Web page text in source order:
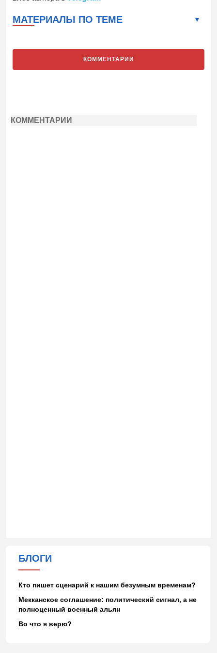
МАТЕРИАЛЫ ПО ТЕМЕ
КОММЕНТАРИИ
КОММЕНТАРИИ
БЛОГИ
Кто пишет сценарий к нашим безумным временам?
Мекканское соглашение: политический сигнал, а не
полноценный военный альян
Во что я верю?